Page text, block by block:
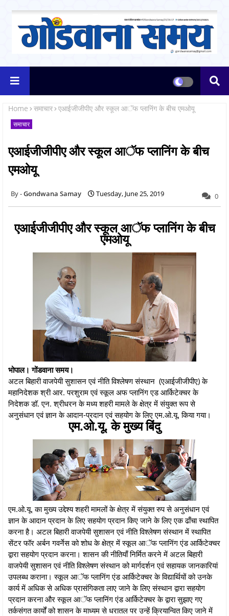
Home समाचार एआईजीजीपीए और स्कूल आॅफ प्लानिंग के बीच एमओयू
समाचार
एआईजीजीपीए और स्कूल आॅफ प्लानिंग के बीच
एमओयू
Gondwana Samay Tuesday, June 25, 2019 0
एआईजीजीपीए और स्कूल आॅफ प्लानिंग के बीच
एमओयू
भोपाल। गोंडवाना समय।
अटल बिहारी वाजपेयी सुशासन एवं नीति विश्लेषण संस्थान (एआईजीजीपीए) के
महानिदेशक श्री आर. परशुराम एवं स्कूल अफ प्लानिंग एड आर्किटेक्चर के
निदेशक डॉ. एन. श्रीधरन के मध्य शहरी मामले के क्षेत्र में संयुक्त रूप से
अनुसंधान एवं ज्ञान के आदान-प्रदान एवं सहयोग के लिए एम.ओ.यू. किया गया।
एम.ओ.यू. के मुख्य बिंदु
एम.ओ.यू. का मुख्य उद्देश्य शहरी मामलों के क्षेत्र में संयुक्त रुप से अनुसंधान एवं
ज्ञान के आदान प्रदान के लिए सहयोग प्रदान किए जाने के लिए एक ढाँचा स्थापित
करना है। अटल बिहारी वाजपेयी सुशासन एवं नीति विश्लेषण संस्थान में स्थापित
सेंटर फॉर अर्बन गवर्नेस को शोध के क्षेत्र में स्कूल आॅफ प्लानिंग एंड आर्किटेक्चर
द्वारा सहयोग प्रदान करना। शासन की नीतियाँ निर्मित करने में अटल बिहारी
वाजपेयी सुशासन एवं नीति विश्लेषण संस्थान को मार्गदर्शन एवं सहायक जानकारियां
उपलब्ध कराना। स्कूल आॅफ प्लानिंग एंड आर्किटेक्चर के विद्यार्थियों को उनके
कार्य में अधिक से अधिक प्रासंगिकता लाए जाने के लिए संस्थान द्वारा सहयोग
प्रदान करना और स्कूल आॅफ प्लानिंग एंड आर्किटेक्चर के द्वारा सुझाए गए
तर्कसंगत कार्यों को शासन के माध्यम से धरातल पर उन्हें क्रियान्वित किए जाने में